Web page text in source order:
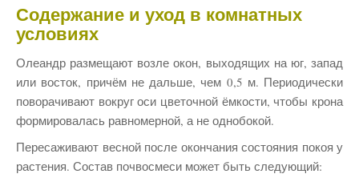
Содержание и уход в комнатных
условиях
Олеандр размещают возле окон, выходящих на юг, запад
или восток, причём не дальше, чем 0,5 м. Периодически
поворачивают вокруг оси цветочной ёмкости, чтобы крона
формировалась равномерной, а не однобокой.
Пересаживают весной после окончания состояния покоя у
растения. Состав почвосмеси может быть следующий: